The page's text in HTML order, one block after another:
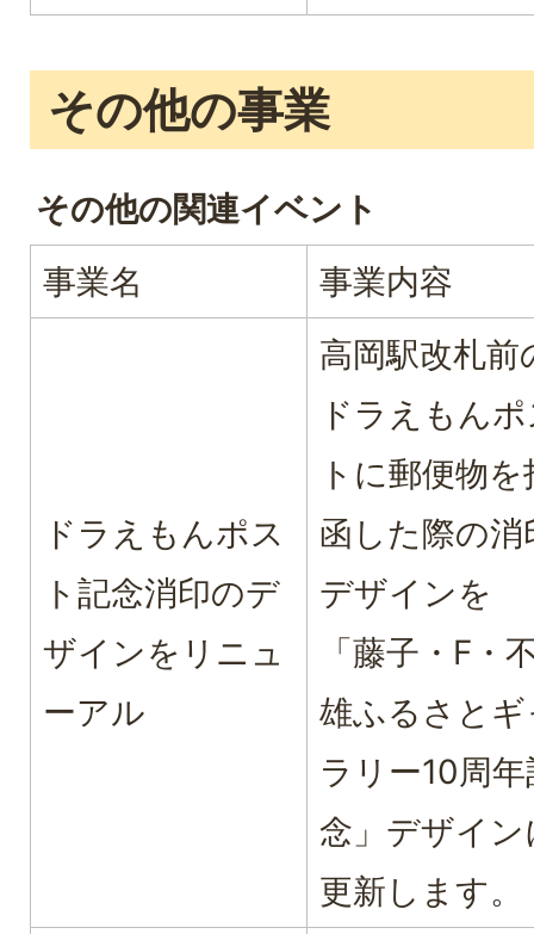
その他の事業
その他の関連イベント
事業名
事業内容
ドラえもんポス
ト記念消印のデ
ザインをリニュ
ーアル
高岡駅改札前
ドラえもん
トに郵便物を
函した際の消
デザインを
「藤子・F・
雄ふるさとギ
ラリー10周年
念」デザイン
更新します。